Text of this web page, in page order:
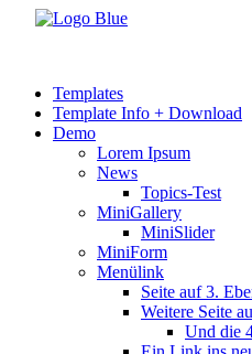
Templates
Template Info + Download
Demo
Lorem Ipsum
News
Topics-Test
MiniGallery
MiniSlider
MiniForm
Menülink
Seite auf 3.
Weitere Seite
Und die